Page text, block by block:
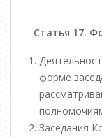
Статья 17.
форме
Заседания